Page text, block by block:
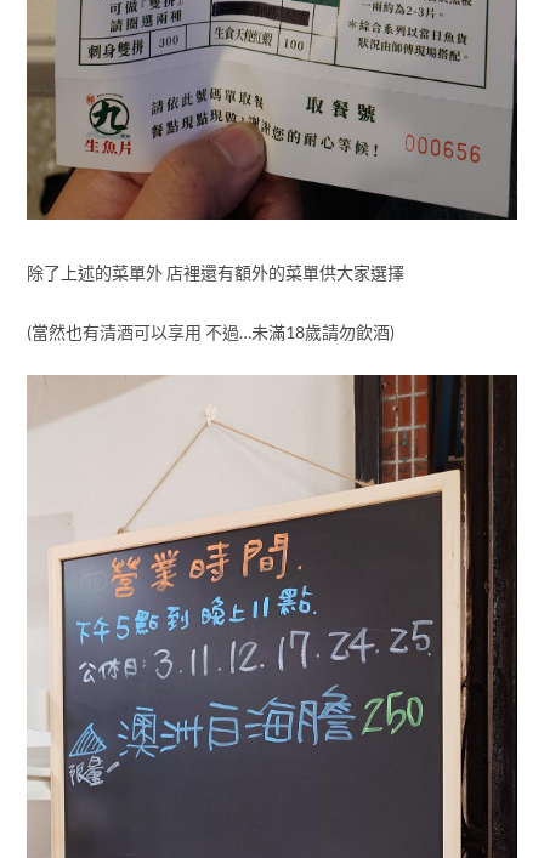
除了上述的菜單外 店裡還有額外的菜單供大家選擇
(當然也有清酒可以享用 不過…未滿18歲請勿飲酒)